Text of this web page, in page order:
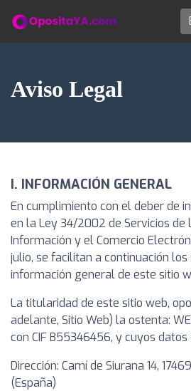
Aviso Legal
I. INFORMACIÓN GENERAL
En cumplimiento con el deber de
en la Ley 34/2002 de Servicios de
Información y el Comercio
julio, se facilitan a continuación
información general de este sitio
La titularidad de este sitio web,
adelante, Sitio Web) la ostenta:
con CIF B55346456, y cuyos
Dirección: Camí de Siurana 14,
(España)